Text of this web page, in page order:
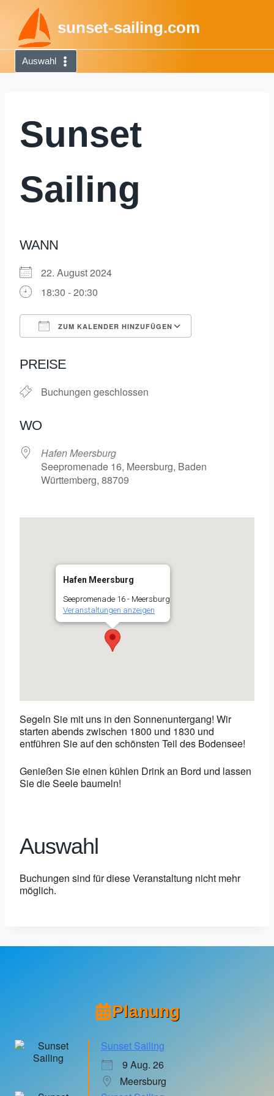
Inhalt
springen
sunset-sailing.com
Auswahl
Sunset
Sailing
WANN
22. August 2024
18:30 - 20:30
ZUM KALENDER HINZUFÜGEN
PREISE
Buchungen geschlossen
WO
Hafen Meersburg
Seepromenade 16, Meersburg, Baden
Württemberg, 88709
Hafen Meersburg
Seepromenade 16 - Meersburg
Veranstaltungen anzeigen
Segeln Sie mit uns in den Sonnenuntergang! Wir
starten abends zwischen 1800 und 1830 und
entführen Sie auf den schönsten Teil des Bodensee!
Genießen Sie einen kühlen Drink an Bord und lassen
Sie die Seele baumeln!
Auswahl
Buchungen sind für diese Veranstaltung nicht mehr
möglich.
Planung
Sunset Sailing
9 Aug. 26
Meersburg